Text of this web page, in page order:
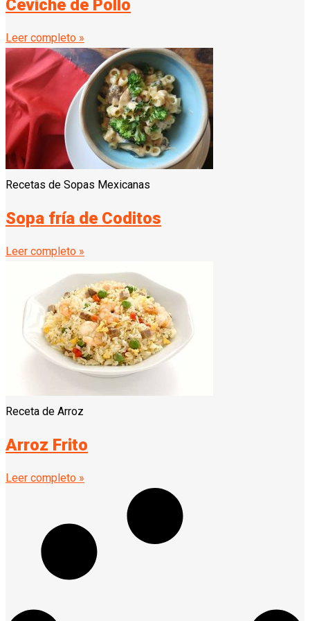
Ceviche de Pollo
Leer completo »
Recetas de Sopas Mexicanas
Sopa fría de Coditos
Leer completo »
Receta de Arroz
Arroz Frito
Leer completo »